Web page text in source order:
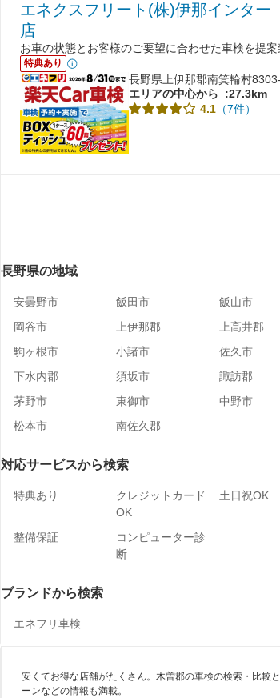
エネクスフリート(株)伊那インター
店
お車の状態とお客様のご要望に合わせた車検を提案
特典あり
長野県上伊那郡南箕輪村
エリアの中心から
:27.3km
4.1 （7件）
長野県の地域
安曇野市 飯田市 飯山市
岡谷市
上伊那郡 上高井郡
駒ヶ根市
小諸市 佐久市
下水内郡
須坂市 諏訪郡
茅野市
東御市 中野市
松本市
南佐久郡
対応サービスから検索
特典あり
クレジットカード
OK
土日祝OK
整備保証
コンピューター診
断
ブランドから検索
エネフリ車検
安くてお得な店舗がたくさん。木曽郡の車検の検索・比較
ーンなどの情報も満載。